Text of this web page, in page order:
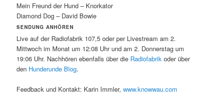
Mein Freund der Hund – Knorkator
Diamond Dog – David Bowie
SENDUNG ANHÖREN
Live auf der Radiofabrik 107,5 oder per Livestream am 2.
Mittwoch im Monat um 12:08 Uhr und am 2. Donnerstag um
19:06 Uhr. Nachhören ebenfalls über die Radiofabrikoder über
den Hunderunde Blog.
Feedback und Kontakt: Karin Immler,www.knowwau.com